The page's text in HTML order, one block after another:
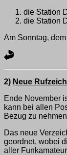
die Station
die Station
Am Sonntag,
2) Neue
Ende November
kann bei allen
Bezug zu
Das neue
geordnet, wobei
aller